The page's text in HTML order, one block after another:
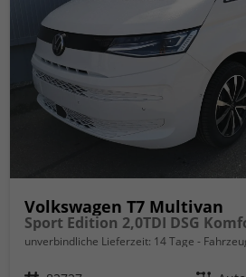
Volkswagen T7 Multivan
Sport Edition 2,0TDI DSG
unverbindliche Lieferzeit: 14 Tage